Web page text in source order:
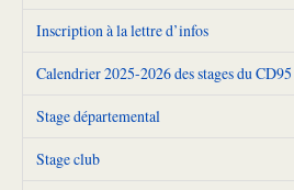
Inscription à la lettre d’infos
Calendrier 2025-2026 des stages du CD95
Stage départemental
Stage club